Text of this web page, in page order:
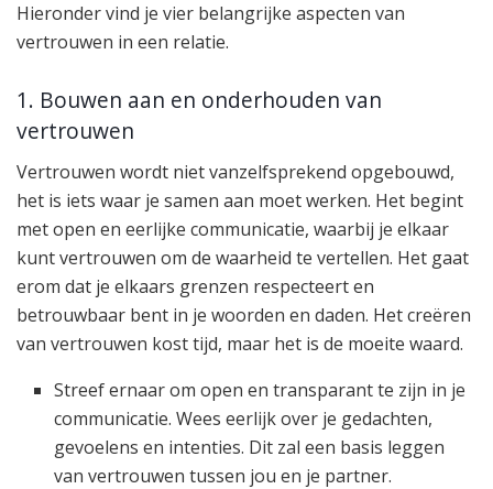
Hieronder vind je vier belangrijke aspecten van
vertrouwen in een relatie.
1. Bouwen aan en onderhouden van
vertrouwen
Vertrouwen wordt niet vanzelfsprekend opgebouwd,
het is iets waar je samen aan moet werken. Het begint
met open en eerlijke communicatie, waarbij je elkaar
kunt vertrouwen om de waarheid te vertellen. Het gaat
erom dat je elkaars grenzen respecteert en
betrouwbaar bent in je woorden en daden. Het creëren
van vertrouwen kost tijd, maar het is de moeite waard.
Streef ernaar om open en transparant te zijn in je
communicatie. Wees eerlijk over je gedachten,
gevoelens en intenties. Dit zal een basis leggen
van vertrouwen tussen jou en je partner.